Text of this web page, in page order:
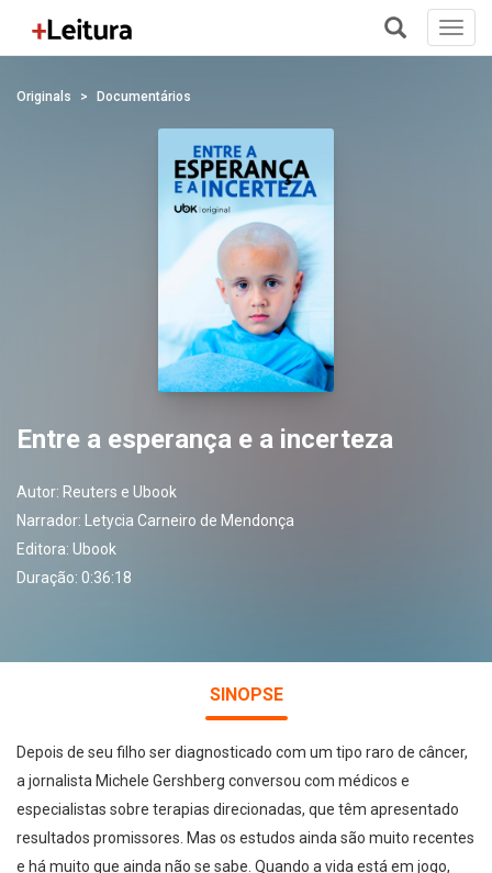
Originals Documentários
Entre a esperança e a incerteza
Autor: Reuters e Ubook
Narrador:
Letycia Carneiro de Mendonça
Editora: Ubook
Duração: 0:36:18
SINOPSE
Depois de seu filho ser diagnosticado com um tipo raro de câncer,
a jornalista Michele Gershberg conversou com médicos e
especialistas sobre terapias direcionadas, que têm apresentado
resultados promissores. Mas os estudos ainda são muito recentes
e há muito que ainda não se sabe. Quando a vida está em jogo,